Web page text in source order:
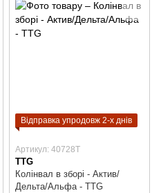
Відправка упродовж 2-х днів
Артикул: 40728T
TTG
Колінвал в зборі - Актив/
Дельта/Альфа - TTG